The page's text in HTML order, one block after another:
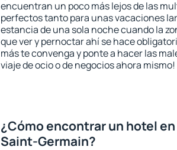
encuentran un poco más lejos de las
perfectos tanto para unas vacaciones
estancia de una sola noche cuando la
que ver y pernoctar ahí se hace
más te convenga y ponte a hacer las
viaje de ocio o de negocios ahora mismo!
¿Cómo encontrar un hotel
Saint-Germain?